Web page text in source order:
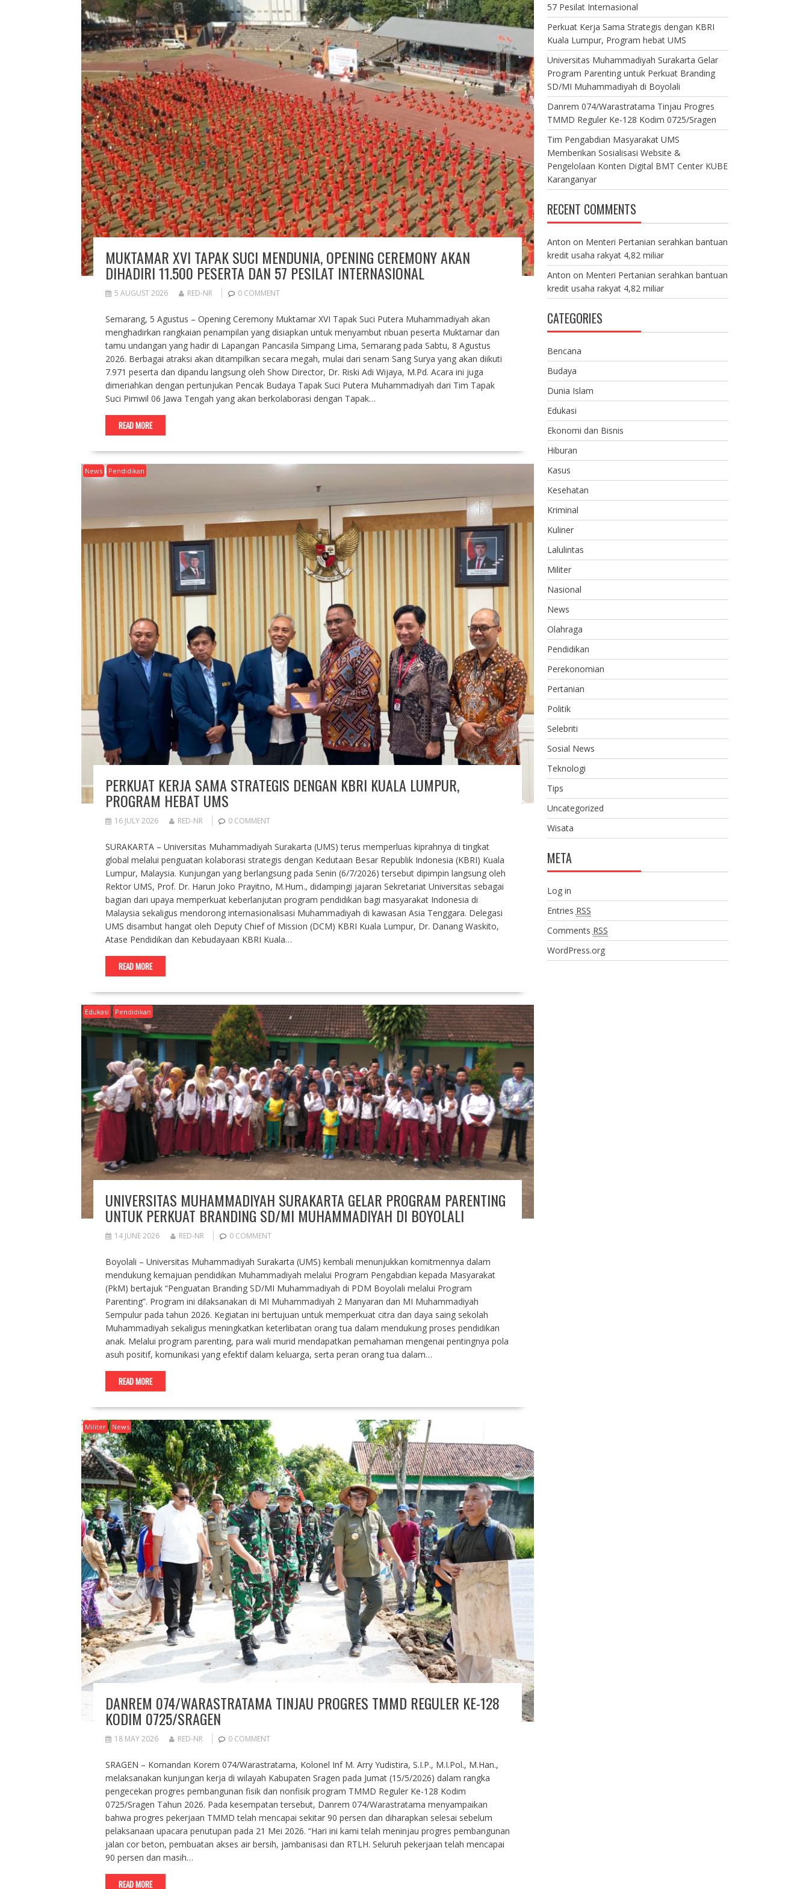
MUKTAMAR XVI TAPAK SUCI MENDUNIA, OPENING CEREMONY AKAN
DIHADIRI 11.500 PESERTA DAN 57 PESILAT INTERNASIONAL
5 AUGUST 2026 RED-NR 0 COMMENT
Semarang, 5 Agustus – Opening Ceremony Muktamar XVI Tapak Suci Putera Muhammadiyah akan
menghadirkan rangkaian penampilan yang disiapkan untuk menyambut ribuan peserta Muktamar dan
tamu undangan yang hadir di Lapangan Pancasila Simpang Lima, Semarang pada Sabtu, 8 Agustus
2026. Berbagai atraksi akan ditampilkan secara megah, mulai dari senam Sang Surya yang akan diikuti
7.971 peserta dan dipandu langsung oleh Show Director, Dr. Riski Adi Wijaya, M.Pd. Acara ini juga
dimeriahkan dengan pertunjukan Pencak Budaya Tapak Suci Putera Muhammadiyah dari Tim Tapak
Suci Pimwil 06 Jawa Tengah yang akan berkolaborasi dengan Tapak…
READ MORE
News Pendidikan
PERKUAT KERJA SAMA STRATEGIS DENGAN KBRI KUALA LUMPUR,
PROGRAM HEBAT UMS
16 JULY 2026 RED-NR 0 COMMENT
SURAKARTA – Universitas Muhammadiyah Surakarta (UMS) terus memperluas kiprahnya di tingkat
global melalui penguatan kolaborasi strategis dengan Kedutaan Besar Republik Indonesia (KBRI) Kuala
Lumpur, Malaysia. Kunjungan yang berlangsung pada Senin (6/7/2026) tersebut dipimpin langsung oleh
Rektor UMS, Prof. Dr. Harun Joko Prayitno, M.Hum., didampingi jajaran Sekretariat Universitas sebagai
bagian dari upaya memperkuat keberlanjutan program pendidikan bagi masyarakat Indonesia di
Malaysia sekaligus mendorong internasionalisasi Muhammadiyah di kawasan Asia Tenggara. Delegasi
UMS disambut hangat oleh Deputy Chief of Mission (DCM) KBRI Kuala Lumpur, Dr. Danang Waskito,
Atase Pendidikan dan Kebudayaan KBRI Kuala…
READ MORE
Edukasi Pendidikan
UNIVERSITAS MUHAMMADIYAH SURAKARTA GELAR PROGRAM PARENTING
UNTUK PERKUAT BRANDING SD/MI MUHAMMADIYAH DI BOYOLALI
14 JUNE 2026 RED-NR 0 COMMENT
Boyolali – Universitas Muhammadiyah Surakarta (UMS) kembali menunjukkan komitmennya dalam
mendukung kemajuan pendidikan Muhammadiyah melalui Program Pengabdian kepada Masyarakat
(PkM) bertajuk “Penguatan Branding SD/MI Muhammadiyah di PDM Boyolali melalui Program
Parenting”. Program ini dilaksanakan di MI Muhammadiyah 2 Manyaran dan MI Muhammadiyah
Sempulur pada tahun 2026. Kegiatan ini bertujuan untuk memperkuat citra dan daya saing sekolah
Muhammadiyah sekaligus meningkatkan keterlibatan orang tua dalam mendukung proses pendidikan
anak. Melalui program parenting, para wali murid mendapatkan pemahaman mengenai pentingnya pola
asuh positif, komunikasi yang efektif dalam keluarga, serta peran orang tua dalam…
READ MORE
Militer News
DANREM 074/WARASTRATAMA TINJAU PROGRES TMMD REGULER KE-128
KODIM 0725/SRAGEN
18 MAY 2026 RED-NR 0 COMMENT
SRAGEN – Komandan Korem 074/Warastratama, Kolonel Inf M. Arry Yudistira, S.I.P., M.I.Pol., M.Han.,
melaksanakan kunjungan kerja di wilayah Kabupaten Sragen pada Jumat (15/5/2026) dalam rangka
pengecekan progres pembangunan fisik dan nonfisik program TMMD Reguler Ke-128 Kodim
0725/Sragen Tahun 2026. Pada kesempatan tersebut, Danrem 074/Warastratama menyampaikan
bahwa progres pekerjaan TMMD telah mencapai sekitar 90 persen dan diharapkan selesai sebelum
pelaksanaan upacara penutupan pada 21 Mei 2026. “Hari ini kami telah meninjau progres pembangunan
jalan cor beton, pembuatan akses air bersih, jambanisasi dan RTLH. Seluruh pekerjaan telah mencapai
90 persen dan masih…
READ MORE
57 Pesilat Internasional
Perkuat Kerja Sama Strategis dengan KBRI
Kuala Lumpur, Program hebat UMS
Universitas Muhammadiyah Surakarta Gelar
Program Parenting untuk Perkuat Branding
SD/MI Muhammadiyah di Boyolali
Danrem 074/Warastratama Tinjau Progres
TMMD Reguler Ke-128 Kodim 0725/Sragen
Tim Pengabdian Masyarakat UMS
Memberikan Sosialisasi Website &
Pengelolaan Konten Digital BMT Center KUBE
Karanganyar
RECENT COMMENTS
Anton on Menteri Pertanian serahkan bantuan
kredit usaha rakyat 4,82 miliar
Anton on Menteri Pertanian serahkan bantuan
kredit usaha rakyat 4,82 miliar
CATEGORIES
Bencana
Budaya
Dunia Islam
Edukasi
Ekonomi dan Bisnis
Hiburan
Kasus
Kesehatan
Kriminal
Kuliner
Lalulintas
Militer
Nasional
News
Olahraga
Pendidikan
Perekonomian
Pertanian
Politik
Selebriti
Sosial News
Teknologi
Tips
Uncategorized
Wisata
META
Log in
Entries RSS
Comments RSS
WordPress.org